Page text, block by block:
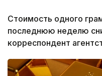
Стоимость одного
последнюю неделю
корреспондент